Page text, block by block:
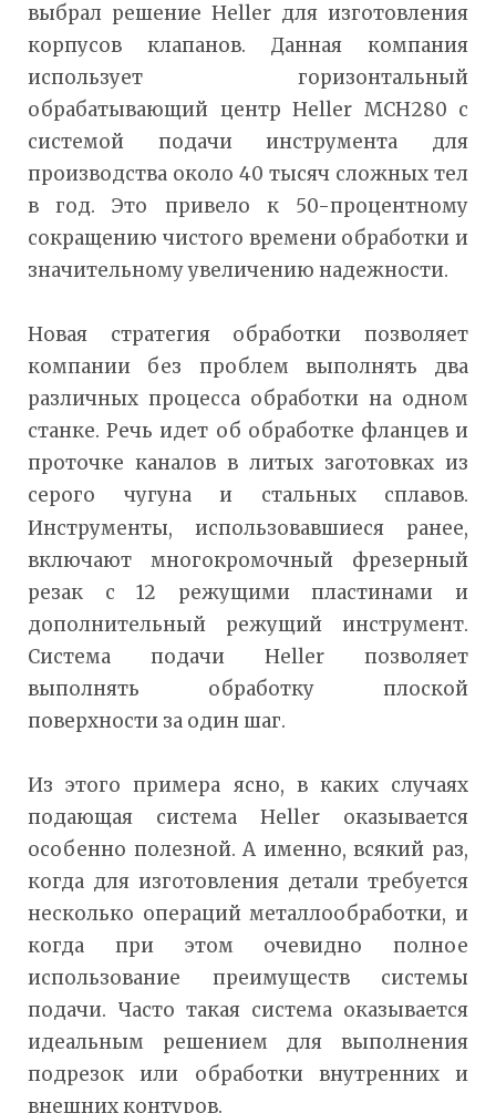
выбрал решение Heller для изготовления
корпусов клапанов. Данная компания
использует горизонтальный
обрабатывающий центр Heller MCH280 с
системой подачи инструмента для
производства около 40 тысяч сложных тел
в год. Это привело к 50-процентному
сокращению чистого времени обработки и
значительному увеличению надежности.
Новая стратегия обработки позволяет
компании без проблем выполнять два
различных процесса обработки на одном
станке. Речь идет об обработке фланцев и
проточке каналов в литых заготовках из
серого чугуна и стальных сплавов.
Инструменты, использовавшиеся ранее,
включают многокромочный фрезерный
резак с 12 режущими пластинами и
дополнительный режущий инструмент.
Система подачи Heller позволяет
выполнять обработку плоской
поверхности за один шаг.
Из этого примера ясно, в каких случаях
подающая система Heller оказывается
особенно полезной. А именно, всякий раз,
когда для изготовления детали требуется
несколько операций металлообработки, и
когда при этом очевидно полное
использование преимуществ системы
подачи. Часто такая система оказывается
идеальным решением для выполнения
подрезок или обработки внутренних и
внешних контуров.